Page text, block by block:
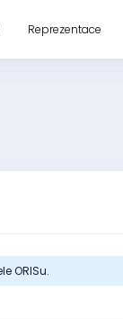
Reprezentace
ORISu.